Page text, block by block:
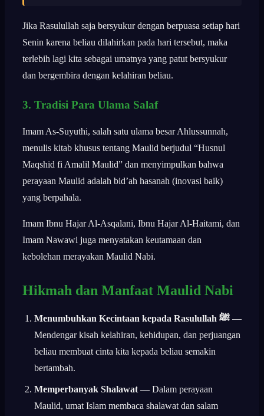
Jika Rasulullah saja bersyukur dengan berpuasa setiap hari
Senin karena beliau dilahirkan pada hari tersebut, maka
terlebih lagi kita sebagai umatnya yang patut bersyukur
dan bergembira dengan kelahiran beliau.
3. Tradisi Para Ulama Salaf
Imam As-Suyuthi, salah satu ulama besar Ahlussunnah,
menulis kitab khusus tentang Maulid berjudul “Husnul
Maqshid fi Amalil Maulid” dan menyimpulkan bahwa
perayaan Maulid adalah bid’ah hasanah (inovasi baik)
yang berpahala.
Imam Ibnu Hajar Al-Asqalani, Ibnu Hajar Al-Haitami, dan
Imam Nawawi juga menyatakan keutamaan dan
kebolehan merayakan Maulid Nabi.
Hikmah dan Manfaat Maulid Nabi
Menumbuhkan Kecintaan kepada Rasulullah ﷺ —
Mendengar kisah kelahiran, kehidupan, dan perjuangan
beliau membuat cinta kita kepada beliau semakin
bertambah.
Memperbanyak Shalawat — Dalam perayaan
Maulid, umat Islam membaca shalawat dan salam